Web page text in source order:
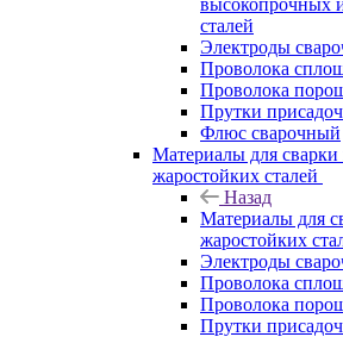
высокопрочных
сталей
Электроды
Проволока
Проволока
Прутки
Флюс сварочный
Материалы для
жаростойких сталей
Назад
Материалы для
жаростойких
Электроды
Проволока
Проволока
Прутки